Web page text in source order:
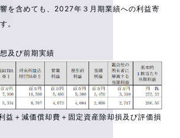
を含めても、2027年３月期業績への利益寄
。
及び前期実績
益＋減価償却費＋固定資産除却損及び評価損